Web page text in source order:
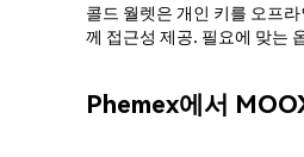
콜드 월렛은 개인 키를 오프
께 접근성 제공. 필요에 맞는
Phemex에서